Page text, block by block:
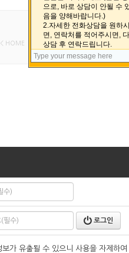
HOME
로그인
보가 유출될 수 있으니 사용을 자제하